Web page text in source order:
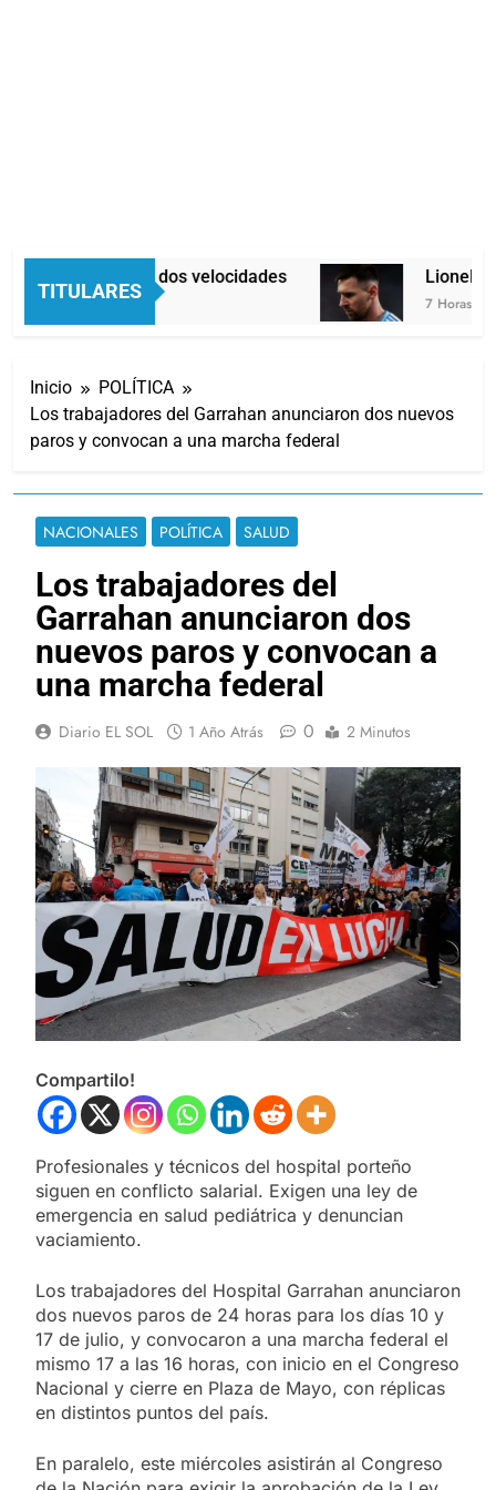
TITULARES
Economía en dos velocidades
6 Horas Atrás
Lionel
7 Horas Atrás
Inicio
POLÍTICA
Los trabajadores del Garrahan anunciaron dos nuevos
paros y convocan a una marcha federal
NACIONALES POLÍTICA SALUD
Los trabajadores del
Garrahan anunciaron dos
nuevos paros y convocan a
una marcha federal
Diario EL SOL 1 Año Atrás 0 2 Minutos
Compartilo!
Profesionales y técnicos del hospital porteño
siguen en conflicto salarial. Exigen una ley de
emergencia en salud pediátrica y denuncian
vaciamiento.
Los trabajadores del Hospital Garrahan anunciaron
dos nuevos paros de 24 horas para los días 10 y
17 de julio, y convocaron a una marcha federal el
mismo 17 a las 16 horas, con inicio en el Congreso
Nacional y cierre en Plaza de Mayo, con réplicas
en distintos puntos del país.
En paralelo, este miércoles asistirán al Congreso